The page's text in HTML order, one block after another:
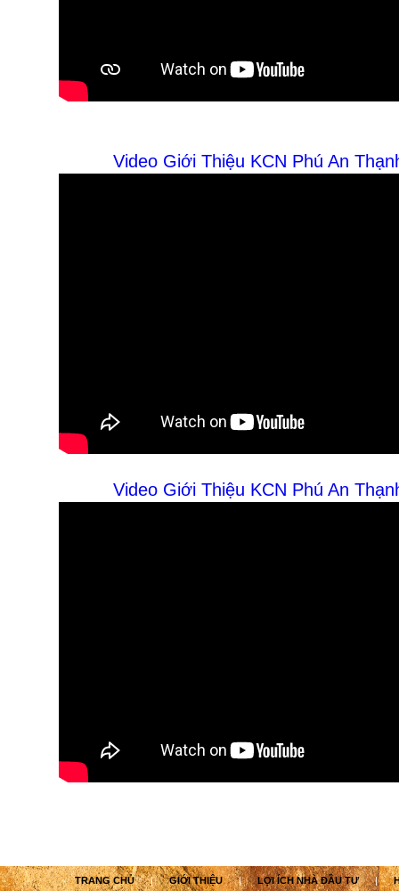
Video Giới Thiệu KCN Phú An
Video Giới Thiệu KCN Phú An
TRANG CHỦ | GIỚI THIỆU | LỢI ÍCH NHÀ ĐẦU TƯ |